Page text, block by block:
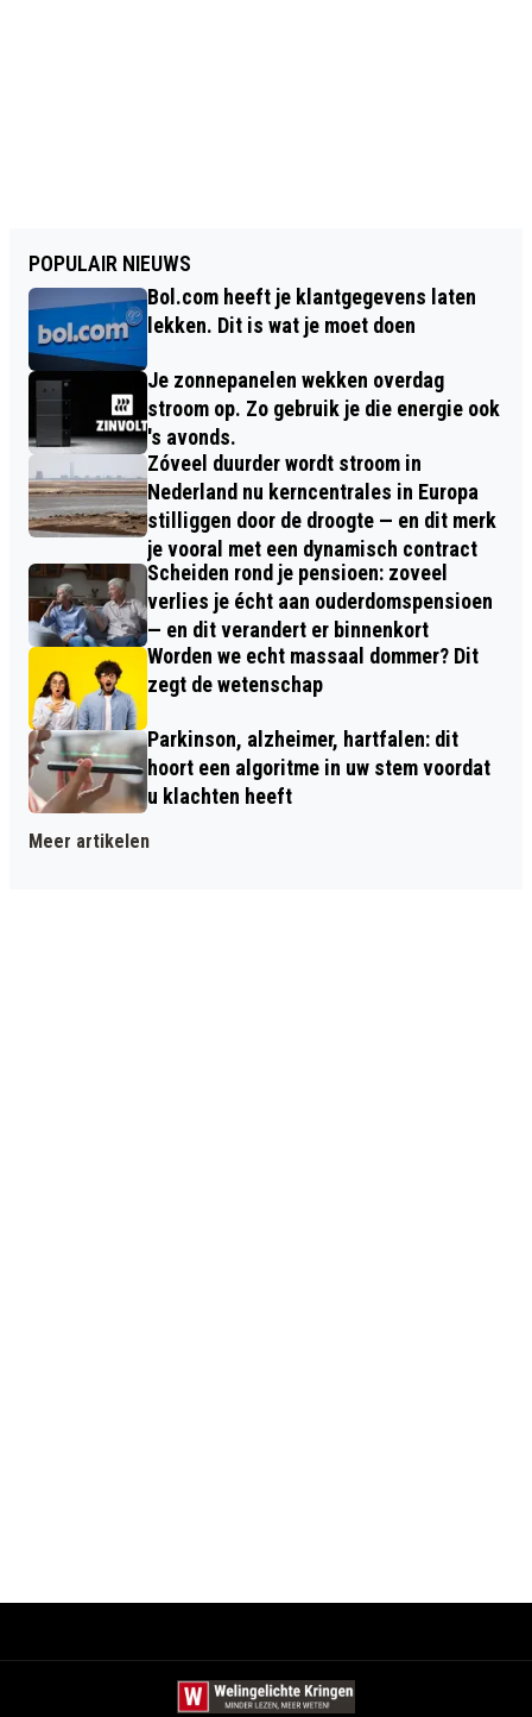
POPULAIR NIEUWS
Bol.com heeft je klantgegevens laten
lekken. Dit is wat je moet doen
Je zonnepanelen wekken overdag
stroom op. Zo gebruik je die energie ook
's avonds.
Zóveel duurder wordt stroom in
Nederland nu kerncentrales in Europa
stilliggen door de droogte — en dit merk
je vooral met een dynamisch contract
Scheiden rond je pensioen: zoveel
verlies je écht aan ouderdomspensioen
— en dit verandert er binnenkort
Worden we echt massaal dommer? Dit
zegt de wetenschap
Parkinson, alzheimer, hartfalen: dit
hoort een algoritme in uw stem voordat
u klachten heeft
Meer artikelen